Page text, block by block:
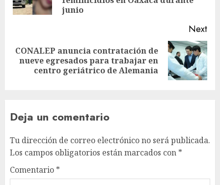
junio
Next
CONALEP anuncia contratación de
nueve egresados para trabajar en
centro geriátrico de Alemania
Deja un comentario
Tu dirección de correo electrónico no será publicada.
Los campos obligatorios están marcados con *
Comentario *